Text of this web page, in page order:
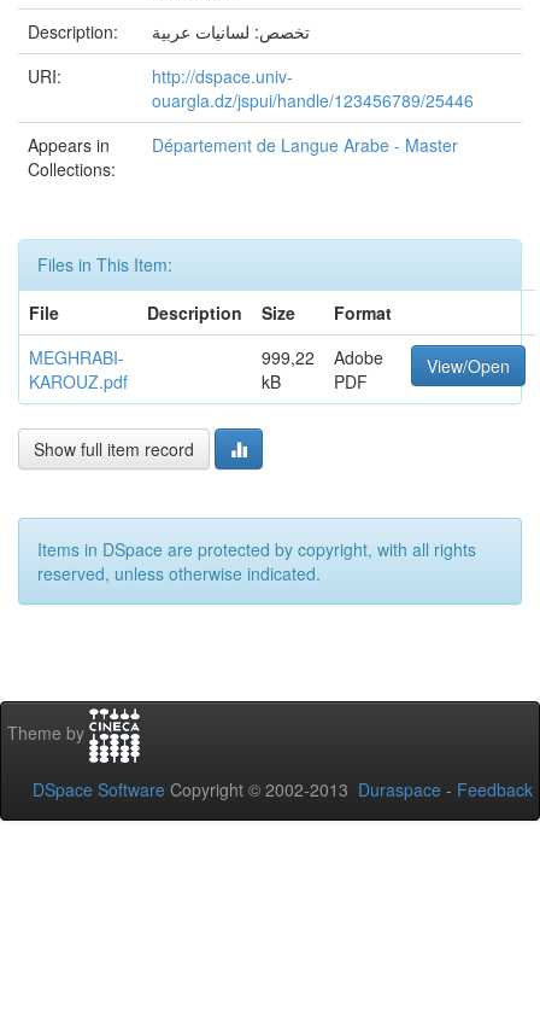
Description:
تخصص: لسانيات عربية
URI:
http://dspace.univ-
ouargla.dz/jspui/handle/123456789/25446
Appears in
Collections:
Département de Langue Arabe - Master
Files in This Item:
File
Description Size
Format
MEGHRABI-
KAROUZ.pdf
999,22
kB
Adobe
PDF
View/Open
Show full item record
Items in DSpace are protected by copyright, with all rights
reserved, unless otherwise indicated.
Theme by
DSpace Software Copyright © 2002-2013 Duraspace - Feedback